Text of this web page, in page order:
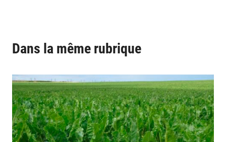
Dans la même rubrique